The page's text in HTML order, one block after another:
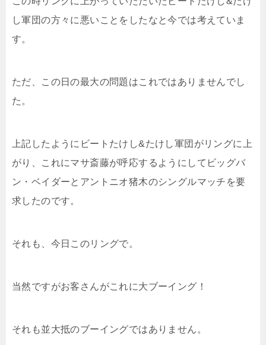
し軍団の方々に悪いことをしたなと今では考えていま
す。
ただ、この日の最大の問題はこれではありませんでし
た。
上記したようにビートたけし&たけし軍団がリングに上
がり、これにマサ斎藤が呼応するようにしてビッグバ
ン・ベイダーとアントニオ猪木のシングルマッチを要
求したのです。
それも、今日このリングで。
当然ですがお客さんがこれに大ブーイング！
それも並大抵のブーイングではありません。